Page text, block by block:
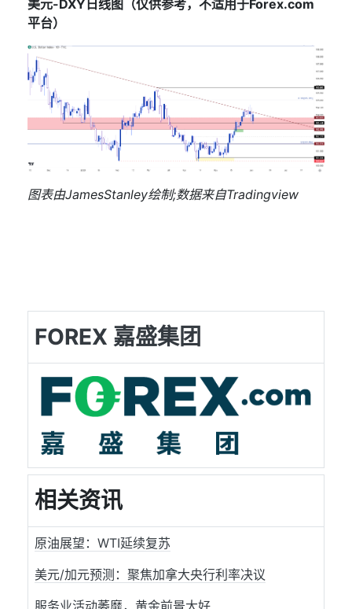
美元-DXY 日线图（仅供参考，不适用于Forex.com
平台）
图表由JamesStanley绘制;数据来自Tradingview
FOREX 嘉盛集团
相关资讯
原油展望：WTI延续复苏
美元/加元预测：聚焦加拿大央行利率决议